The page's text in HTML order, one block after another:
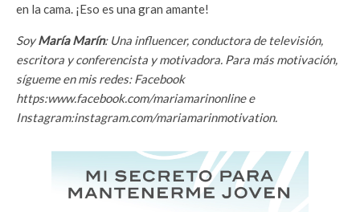
en la cama. ¡Eso es una gran amante!
SoyMaría Marín: Una influencer, conductora de televisión,
escritora y conferencista y motivadora. Para más motivación,
sígueme en mis redes: Facebook
https:www.facebook.com/mariamarinonline e
Instagram:instagram.com/mariamarinmotivation.